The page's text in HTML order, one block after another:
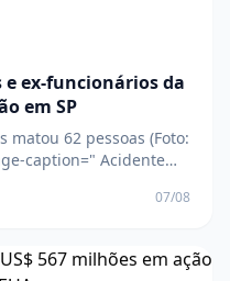
ex-funcionários da
em SP
matou 62 pessoas (Foto:
caption=" Acidente
voepass.jpg?
07/08